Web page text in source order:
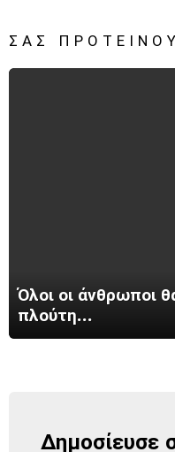
ΣΑΣ
Όλοι οι άνθρωποι
πλούτη…
ΔΗΜΟΣΊΕΥΣΕ
Δημοσίευσε